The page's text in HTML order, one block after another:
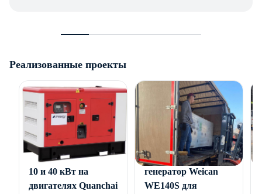
Реализованные проекты
Генераторы Азимут
10 и 40 кВт на
двигателях Quanchai
Дизельный
генератор Weican
WE140S для